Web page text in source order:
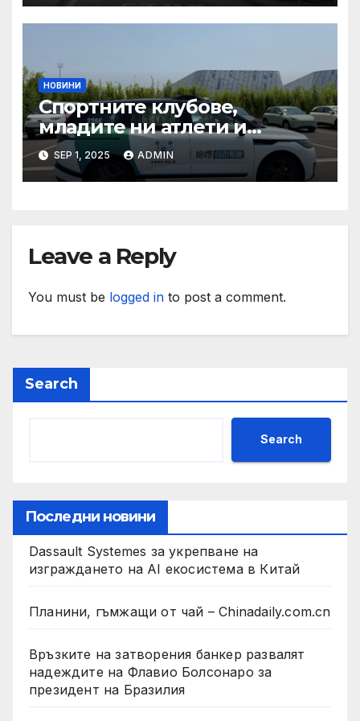
при пътувания
НОВИНИ
Спортните клубове,
младите ни атлети и
техните треньори имат
нужда от нашата подкрепа
и ние ще им я осигурим
SEP 1, 2025 ADMIN
Leave a Reply
You must be logged in to post a comment.
Search
Search
Последни новини
Dassault Systemes за укрепване на
изграждането на AI екосистема в Китай
Планини, гъмжащи от чай – Chinadaily.com.cn
Връзките на затворения банкер развалят
надеждите на Флавио Болсонаро за
президент на Бразилия